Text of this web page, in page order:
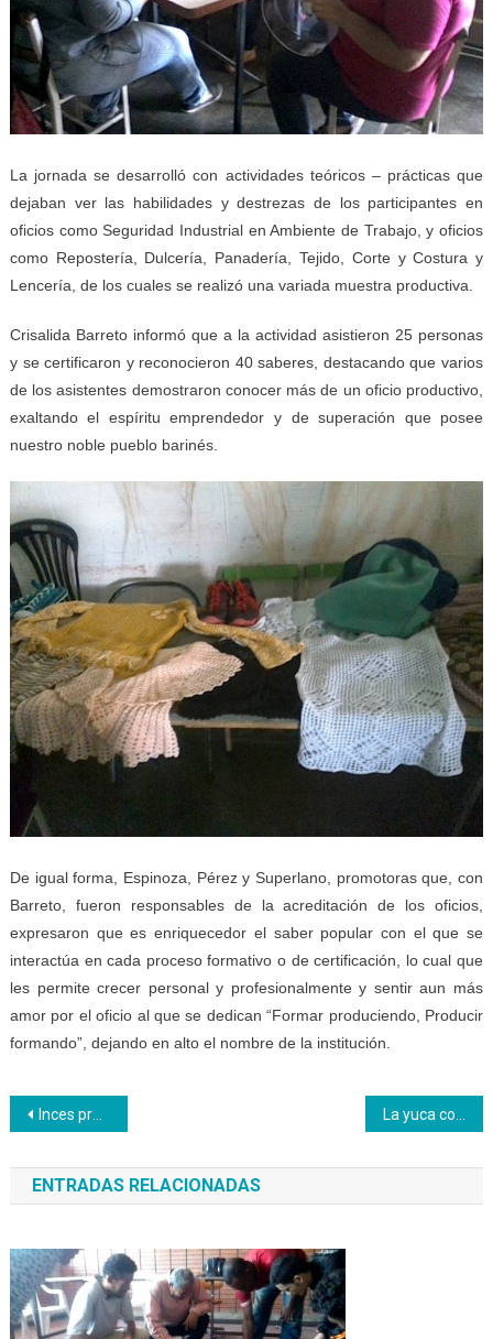
La jornada se desarrolló con actividades teóricos – prácticas que
dejaban ver las habilidades y destrezas de los participantes en
oficios como Seguridad Industrial en Ambiente de Trabajo, y oficios
como Repostería, Dulcería, Panadería, Tejido, Corte y Costura y
Lencería, de los cuales se realizó una variada muestra productiva.
Crisalida Barreto informó que a la actividad asistieron 25 personas
y se certificaron y reconocieron 40 saberes, destacando que varios
de los asistentes demostraron conocer más de un oficio productivo,
exaltando el espíritu emprendedor y de superación que posee
nuestro noble pueblo barinés.
De igual forma, Espinoza, Pérez y Superlano, promotoras que, con
Barreto, fueron responsables de la acreditación de los oficios,
expresaron que es enriquecedor el saber popular con el que se
interactúa en cada proceso formativo o de certificación, lo cual que
les permite crecer personal y profesionalmente y sentir aun más
amor por el oficio al que se dedican “Formar produciendo, Producir
formando”, dejando en alto el nombre de la institución.
Navegación
de
entradas
Inces presente en la Expo-Portuguesa
ENTRADAS RELACIONADAS